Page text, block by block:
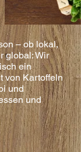
– ob lokal,
global: Wir
ein
von Kartoffeln
und
und